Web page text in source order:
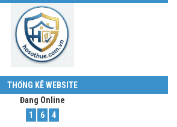
THỐNG KÊ WEBSITE
Đang Online
1
6
4